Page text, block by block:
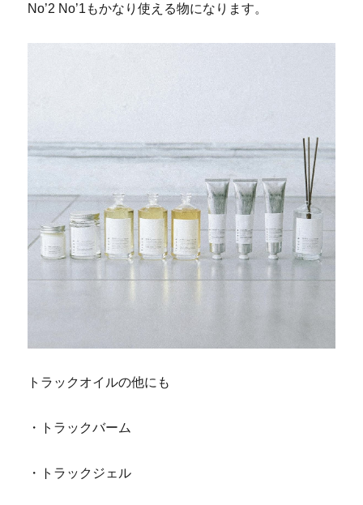
No’2 No’1もかなり使える物になります。
トラックオイルの他にも
・トラックバーム
・トラックジェル